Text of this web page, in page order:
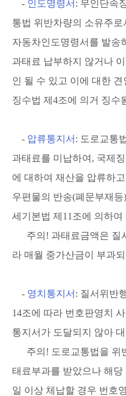
- 인도명령서 : 무인단속
통법 위반차량의 소유주로
자동차인도명령서를 발송
과태료 납부하지 않거나
인 될 수 있고 이에 대한
징수법 제4조에 의거 징수
- 압류통지서 : 도로교통
과태료를 미납하여, 국제
에 대하여 재산을 압류하
우편물의 반송(폐문부재
세기본법 제11조에 의하여
주의! 과태료금액은 질
라 매월 중가산금이 부과
- 영치통지서 : 질서위반
14조에 따라 번호판영치
통지서가 도달되지 않아
주의! 도로교통법을 위
태료부과를 받았으나 해당
일 이상 체납할 경우 번호